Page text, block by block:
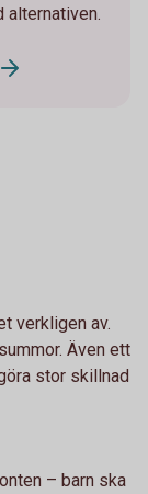
alternativen.
verkligen av.
Även ett
stor skillnad
– barn ska